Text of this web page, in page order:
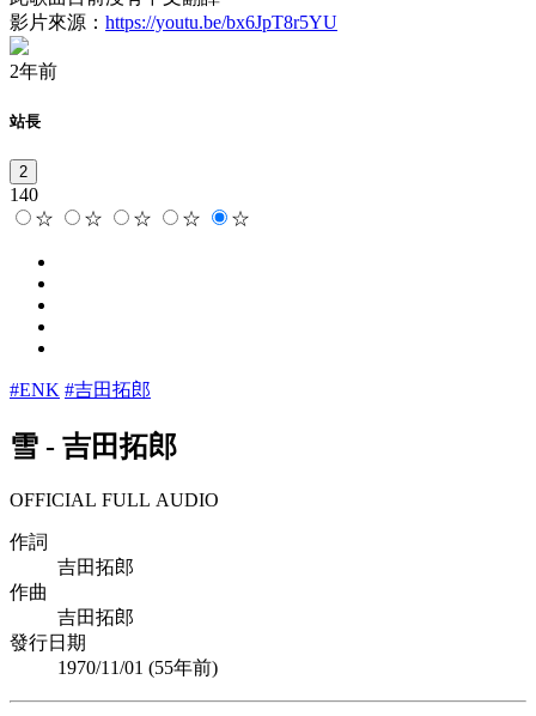
影片來源： https://youtu.be/bx6JpT8r5YU
2年前
站長
2
140
☆
☆ ☆ ☆ ☆
#ENK #吉田拓郎
雪 - 吉田拓郎
OFFICIAL FULL AUDIO
作詞
吉田拓郎
作曲
吉田拓郎
發行日期
1970/11/01 (55年前)